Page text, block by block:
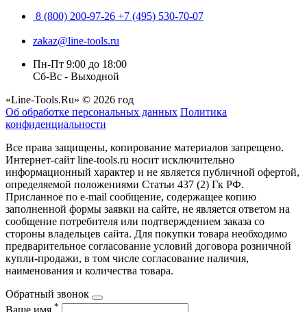
8 (800) 200-97-26 +7 (495) 530-70-07
zakaz@line-tools.ru
Пн-Пт 9:00 до 18:00
Сб-Вс - Выходной
«Line-Tools.Ru» © 2026 год
Об обработке персональных данных Политика
конфиденциальности
Все права защищены, копирование материалов запрещено.
Интернет-сайт line-tools.ru носит исключительно
информационный характер и не является публичной офертой,
определяемой положениями Статьи 437 (2) Гк РФ.
Присланное по e-mail сообщение, содержащее копию
заполненной формы заявки на сайте, не является ответом на
сообщение потребителя или подтверждением заказа со
стороны владельцев сайта. Для покупки товара необходимо
предварительное согласование условий договора розничной
купли-продажи, в том числе согласование наличия,
наименования и количества товара.
Обратный звонок
Ваше имя *